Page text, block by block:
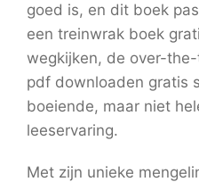
goed is, en dit boek
een treinwrak boek
wegkijken, de over-
pdf downloaden gratis
boeiende, maar niet
leeservaring.
Met zijn unieke